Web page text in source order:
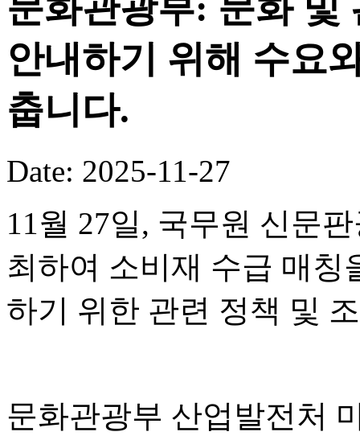
안내하기 위해 수요
춥니다.
Date: 2025-11-27
11월 27일, 국무원 신문
최하여 소비재 수급 매칭
하기 위한 관련 정책 및
문화관광부 산업발전처